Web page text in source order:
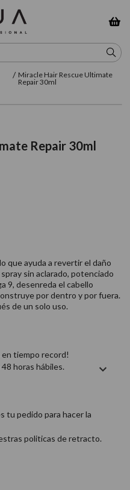
Miracle Hair Rescue Ultimate
Repair 30ml
Repair 30ml
que ayuda a revertir el daño
sin aclarado, potenciado
9, desenreda el cabello
por dentro y por fuera.
de un solo uso.
tiempo record!
horas hábiles.
tu pedido para hacer la
politicas de retracto.